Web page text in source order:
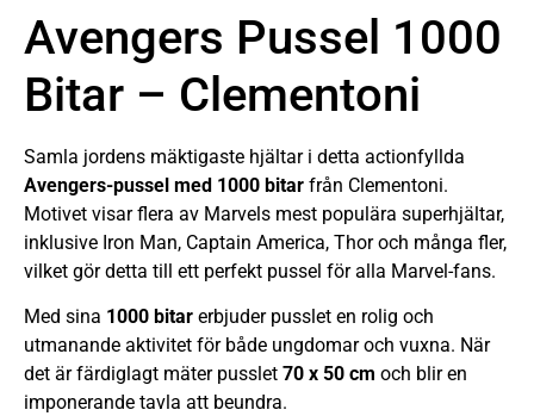
Avengers Pussel 1000
Bitar – Clementoni
Samla jordens mäktigaste hjältar i detta actionfyllda
Avengers-pussel med 1000 bitar från Clementoni.
Motivet visar flera av Marvels mest populära superhjältar,
inklusive Iron Man, Captain America, Thor och många fler,
vilket gör detta till ett perfekt pussel för alla Marvel-fans.
Med sina 1000 bitar erbjuder pusslet en rolig och
utmanande aktivitet för både ungdomar och vuxna. När
det är färdiglagt mäter pusslet 70 x 50 cm och blir en
imponerande tavla att beundra.